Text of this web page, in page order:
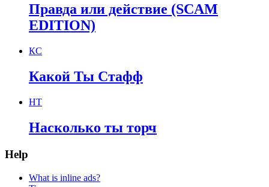
Правда или действие (SCAM
EDITION)
КС
Какой Ты Стафф
НТ
Насколько ты торч
Help
What is inline ads?